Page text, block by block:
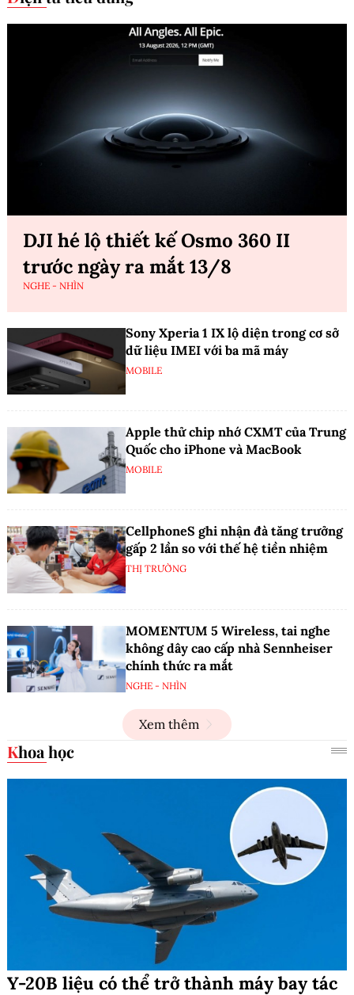
DJI hé lộ thiết kế Osmo 360 II
trước ngày ra mắt 13/8
NGHE - NHÌN
Sony Xperia 1 IX lộ diện trong cơ sở
dữ liệu IMEI với ba mã máy
MOBILE
Apple thử chip nhớ CXMT của Trung
Quốc cho iPhone và MacBook
MOBILE
CellphoneS ghi nhận đà tăng trưởng
gấp 2 lần so với thế hệ tiền nhiệm
THỊ TRƯỜNG
MOMENTUM 5 Wireless, tai nghe
không dây cao cấp nhà Sennheiser
chính thức ra mắt
NGHE - NHÌN
Xem thêm
Khoa học
Y-20B liệu có thể trở thành máy bay tác